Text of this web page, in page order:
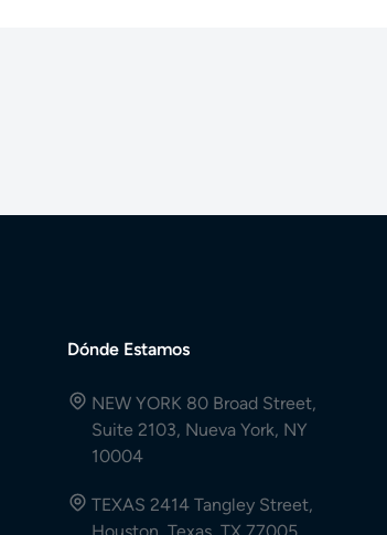
Dónde Estamos
NEW YORK 80 Broad Street,
Suite 2103, Nueva York, NY
10004
TEXAS 2414 Tangley Street,